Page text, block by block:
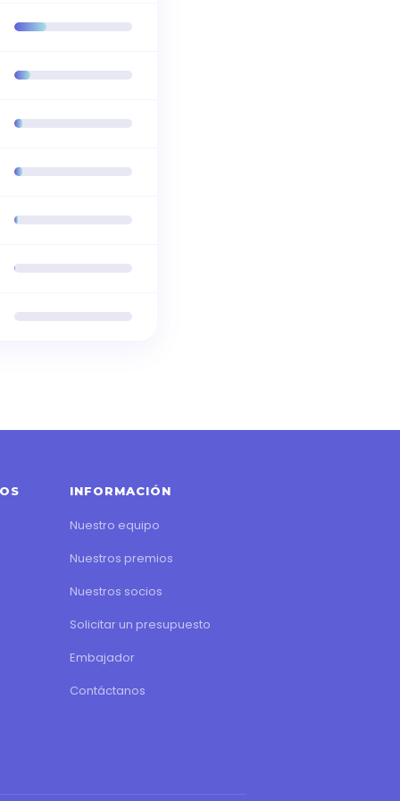
INFORMACIÓN
Nuestro equipo
Nuestros premios
Nuestros socios
Solicitar un presupuesto
Embajador
Contáctanos